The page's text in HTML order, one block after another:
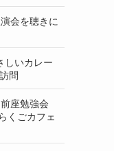
会を聴きに
しいカレー
問
座勉強会
くごカフェ